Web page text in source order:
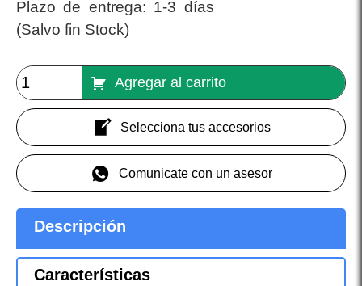
Plazo de entrega: 1-3 días
(Salvo fin Stock)
Agregar al carrito
Selecciona tus accesorios
Comunicate con un asesor
Descripción
Características